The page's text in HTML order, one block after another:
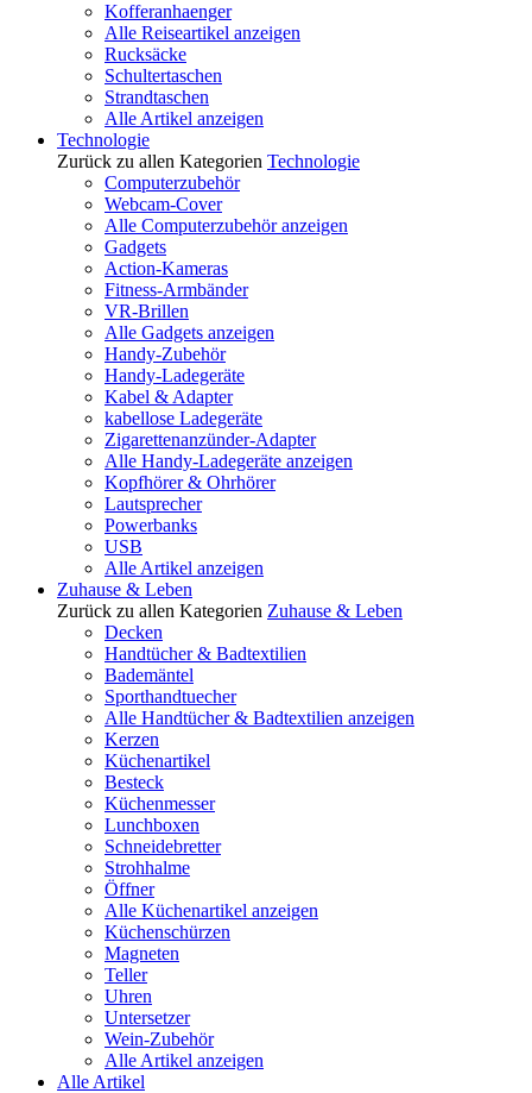
Kofferanhaenger
Alle Reiseartikel anzeigen
Rucksäcke
Schultertaschen
Strandtaschen
Alle Artikel anzeigen
Technologie
Zurück zu allen Kategorien Technologie
Computerzubehör
Webcam-Cover
Alle Computerzubehör anzeigen
Gadgets
Action-Kameras
Fitness-Armbänder
VR-Brillen
Alle Gadgets anzeigen
Handy-Zubehör
Handy-Ladegeräte
Kabel & Adapter
kabellose Ladegeräte
Zigarettenanzünder-Adapter
Alle Handy-Ladegeräte anzeigen
Kopfhörer & Ohrhörer
Lautsprecher
Powerbanks
USB
Alle Artikel anzeigen
Zuhause & Leben
Zurück zu allen Kategorien Zuhause & Leben
Decken
Handtücher & Badtextilien
Bademäntel
Sporthandtuecher
Alle Handtücher & Badtextilien anzeigen
Kerzen
Küchenartikel
Besteck
Küchenmesser
Lunchboxen
Schneidebretter
Strohhalme
Öffner
Alle Küchenartikel anzeigen
Küchenschürzen
Magneten
Teller
Uhren
Untersetzer
Wein-Zubehör
Alle Artikel anzeigen
Alle Artikel